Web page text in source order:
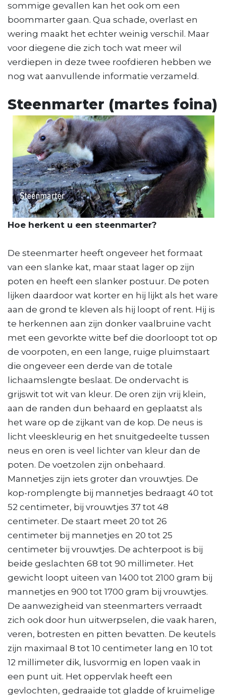
sommige gevallen kan het ook om een
boommarter gaan. Qua schade, overlast en
wering maakt het echter weinig verschil. Maar
voor diegene die zich toch wat meer wil
verdiepen in deze twee roofdieren hebben we
nog wat aanvullende informatie verzameld.
Steenmarter (martes foina)
Hoe herkent u een steenmarter?
De steenmarter heeft ongeveer het formaat
van een slanke kat, maar staat lager op zijn
poten en heeft een slanker postuur. De poten
lijken daardoor wat korter en hij lijkt als het ware
aan de grond te kleven als hij loopt of rent. Hij is
te herkennen aan zijn donker vaalbruine vacht
met een gevorkte witte bef die doorloopt tot op
de voorpoten, en een lange, ruige pluimstaart
die ongeveer een derde van de totale
lichaamslengte beslaat. De ondervacht is
grijswit tot wit van kleur. De oren zijn vrij klein,
aan de randen dun behaard en geplaatst als
het ware op de zijkant van de kop. De neus is
licht vleeskleurig en het snuitgedeelte tussen
neus en oren is veel lichter van kleur dan de
poten. De voetzolen zijn onbehaard.
Mannetjes zijn iets groter dan vrouwtjes. De
kop-romplengte bij mannetjes bedraagt 40 tot
52 centimeter, bij vrouwtjes 37 tot 48
centimeter. De staart meet 20 tot 26
centimeter bij mannetjes en 20 tot 25
centimeter bij vrouwtjes. De achterpoot is bij
beide geslachten 68 tot 90 millimeter. Het
gewicht loopt uiteen van 1400 tot 2100 gram bij
mannetjes en 900 tot 1700 gram bij vrouwtjes.
De aanwezigheid van steenmarters verraadt
zich ook door hun uitwerpselen, die vaak haren,
veren, botresten en pitten bevatten. De keutels
zijn maximaal 8 tot 10 centimeter lang en 10 tot
12 millimeter dik, lusvormig en lopen vaak in
een punt uit. Het oppervlak heeft een
gevlochten, gedraaide tot gladde of kruimelige